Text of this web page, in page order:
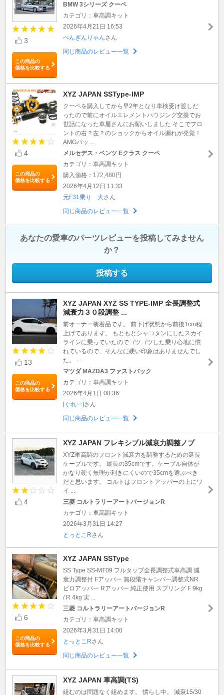
3
この商品の
価格を比較する
BMW 3シリーズ クーペ
カテゴリ：車高調キット
2026年4月21日 16:53
ぺんぎんりゃんさん
同じ商品のレビュー一覧
4
この商品の
価格を比較する
XYZ JAPAN SSType-IMP
クーペを購入してから早2年となり車検受け渡しだ
ったので前にオイルエレメントハウジング交換でお
世話になった車屋さんにお願いしました そこでフロ
ントの右？左？のショックからオイル漏れが発覚！
AMGパッ ...
メルセデス・ベンツ Eクラス クーペ
カテゴリ：車高調キット
購入価格：172,480円
2026年4月12日 11:33
元F31乗り 大さん
同じ商品のレビュー一覧
あなたの愛車のパーツレビューを投稿してみません
か？
投稿する
13
この商品の
価格を比較する
XYZ JAPAN XYZ SS TYPE-IMP 全長調整式
減衰力３０段調整 ...
前オーナー装着品です。 前下げ状態から前後1cm程
上げてあります。 もともとシャコタンにしたスカイ
ラインに乗っていたのでゴツゴツした乗り心地に慣
れているので、そんなに硬い印象はありませんでし
た。 ...
マツダ MAZDA3 ファストバック
カテゴリ：車高調キット
2026年4月1日 08:36
[ぐれー]さん
同じ商品のレビュー一覧
4
XYZ JAPAN フレキシブル減衰力調整ノブ
XYZ車高調のフロント減衰力を調整するための延長
ケーブルです。 最長の35cmです。ケーブル自体が
かなり硬く無理が利きにくいので35cmを選ぶべき
だと思います。 コルトはフロントアッパーの上にワ
イ ...
三菱 コルトラリーアートバージョンR
カテゴリ：車高調キット
2026年3月31日 14:27
とっとこRさん
6
この商品の
価格を比較する
XYZ JAPAN SSType
SS Type SS-MT09 フルタップ全長調整式車高調 減
衰力調整付 Fアッパー 無段階キャンバー調整式NR
ピロアッパー Rアッパー 純正使用 スプリング F 9kg
/ R 4kg 実 ...
三菱 コルトラリーアートバージョンR
カテゴリ：車高調キット
2026年3月31日 14:00
とっとこRさん
同じ商品のレビュー一覧
XYZ JAPAN 車高調(TS)
組むのは問題なく組めます。 慣らし中。 減衰15/30